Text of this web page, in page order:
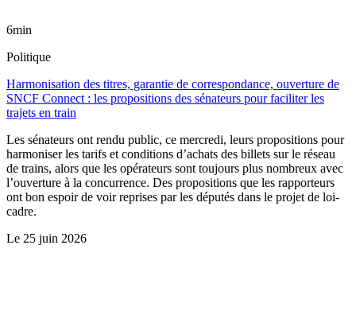
6min
Politique
Harmonisation des titres, garantie de correspondance, ouverture de
SNCF Connect : les propositions des sénateurs pour faciliter les
trajets en train
Les sénateurs ont rendu public, ce mercredi, leurs propositions pour
harmoniser les tarifs et conditions d’achats des billets sur le réseau
de trains, alors que les opérateurs sont toujours plus nombreux avec
l’ouverture à la concurrence. Des propositions que les rapporteurs
ont bon espoir de voir reprises par les députés dans le projet de loi-
cadre.
Le 25 juin 2026